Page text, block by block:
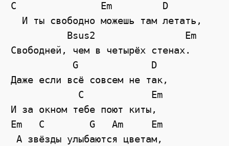
С               Em         D
  И ты свободно можешь там летать,
Bsus2
Em
Свободней, чем в четырёх стенах.
G
D
Даже если всё совсем не так,
C
Em
И за окном тебе поют киты,
Em
C G Am
Em
А звёзды улыбаются цветам,